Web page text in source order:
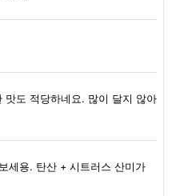
맛도 적당하네요. 많이 달지 않아
세용. 탄산 + 시트러스 산미가